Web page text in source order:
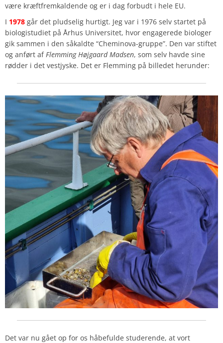
være kræftfremkaldende og er i dag forbudt i hele EU.
I 1978 går det pludselig hurtigt. Jeg var i 1976 selv startet på
biologistudiet på Århus Universitet, hvor engagerede biologer
gik sammen i den såkaldte “Cheminova-gruppe”. Den var stiftet
og anført afFlemming Højgaard Madsen, som selv havde sine
rødder i det vestjyske. Det er Flemming på billedet herunder:
Det var nu gået op for os håbefulde studerende, at vort